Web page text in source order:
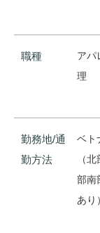
職種
アパ
理
勤務地/通
勤方法
ベト
（
部南
あり）